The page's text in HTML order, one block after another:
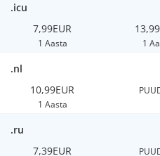
.icu
7,99EUR
1 Aasta 1
.nl
10,99EUR
1 Aasta
.ru
7,39EUR